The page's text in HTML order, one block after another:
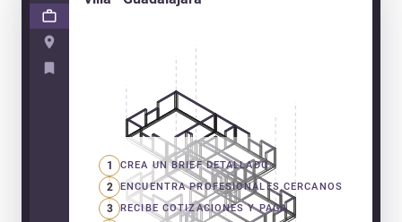
1 CREA UN BRIEF DETALLADO
2 ENCUENTRA PROFESIONALES CERCANOS
3 RECIBE COTIZACIONES Y PAGA